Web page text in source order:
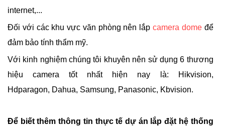
internet,...
Đối với các khu vực văn phòng nên lắpcamera domeđể
đảm bảo tính thẩm mỹ.
Với kinh nghiệm chúng tôi khuyên nên sử dụng 6 thương
hiệu camera tốt nhất hiện nay là: Hikvision,
Hdparagon, Dahua, Samsung, Panasonic, Kbvision.
Để biết thêm thông tin thực tế dự án lắp đặt hệ thống